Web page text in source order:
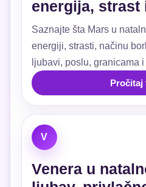
energija, strast
Saznajte šta Mars u
energiji, strasti, načinu
ljubavi, poslu, granicama
Pročitaj
V
Venera u